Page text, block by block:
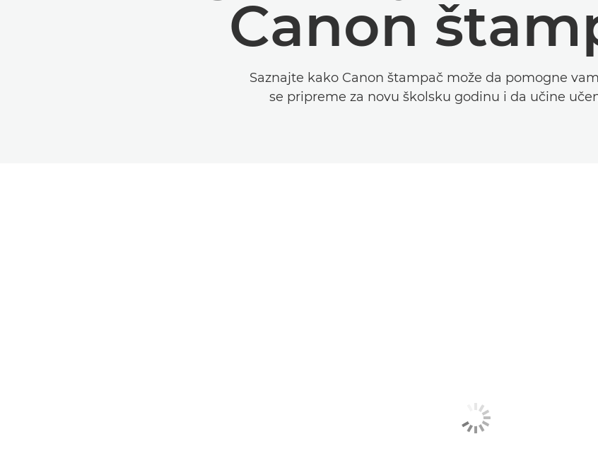
Canon
Saznajte kako Canon štampač može da pomogne
se pripreme za novu školsku godinu i da učine